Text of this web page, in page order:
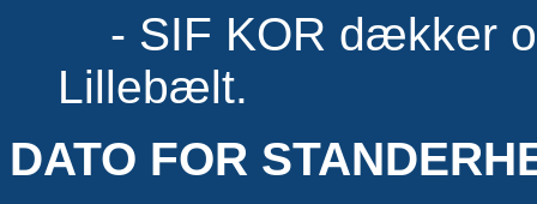
- SIF KOR dækker
Lillebælt.
DATO FOR